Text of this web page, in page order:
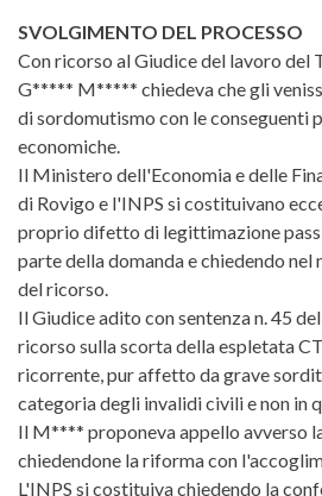
SVOLGIMENTO DEL PROCESSO
Con ricorso al Giudice del lavoro del
G***** M***** chiedeva che gli
di sordomutismo con le conseguenti
economiche.
Il Ministero dell'Economia e delle
di Rovigo e l'INPS si costituivano
proprio difetto di legittimazione
parte della domanda e chiedendo
del ricorso.
Il Giudice adito con sentenza n. 45
ricorso sulla scorta della espletata
ricorrente, pur affetto da grave
categoria degli invalidi civili e non in
Il M**** proponeva appello avverso
chiedendone la riforma con
L'INPS si costituiva chiedendo la